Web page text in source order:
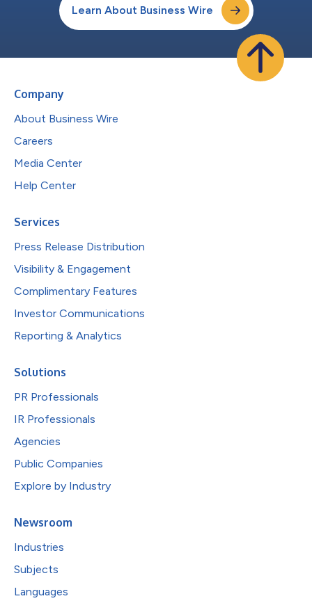
Learn About Business Wire
Company
About Business Wire
Careers
Media Center
Help Center
Services
Press Release Distribution
Visibility & Engagement
Complimentary Features
Investor Communications
Reporting & Analytics
Solutions
PR Professionals
IR Professionals
Agencies
Public Companies
Explore by Industry
Newsroom
Industries
Subjects
Languages